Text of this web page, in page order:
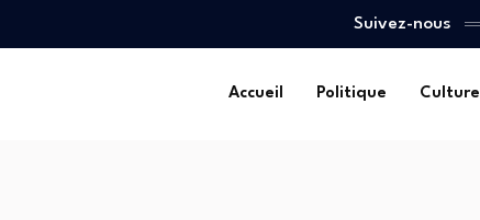
Suivez-nous
Accueil Politique Culture